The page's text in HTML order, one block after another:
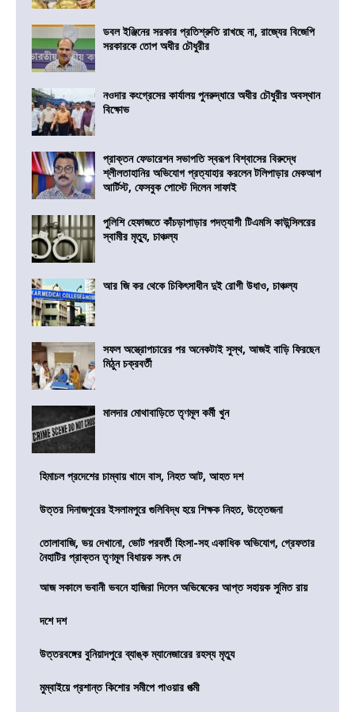
ডবল ইঞ্জিনের সরকার প্রতিশ্রুতি রাখছে না, রাজ্যের বিজেপি
সরকারকে তোপ অধীর চৌধুরীর
নওদার কংগ্রেসের কার্যালয় পুনরুদ্ধারে অধীর চৌধুরীর অবস্থান
বিক্ষোভ
প্রাক্তন ফেডারেশন সভাপতি স্বরূপ বিশ্বাসের বিরুদ্ধে
শ্লীলতাহানির অভিযোগ প্রত্যাহার করলেন টলিপাড়ার মেকআপ
আর্টিস্ট, ফেসবুক পোস্টে দিলেন সাফাই
পুলিশি হেফাজতে কাঁচড়াপাড়ার পদত্যাগী টিএমসি কাউন্সিলরের
স্বামীর মৃত্যু, চাঞ্চল্য
আর জি কর থেকে চিকিৎসাধীন দুই রোগী উধাও, চাঞ্চল্য
সফল অস্ত্রোপচারের পর অনেকটাই সুস্থ, আজই বাড়ি ফিরছেন
মিঠুন চক্রবর্তী
মালদার মোথাবাড়িতে তৃণমূল কর্মী খুন
হিমাচল প্রদেশের চাম্বায় খাদে বাস, নিহত আট, আহত দশ
উত্তর দিনাজপুরের ইসলামপুরে গুলিবিদ্ধ হয়ে শিক্ষক নিহত, উত্তেজনা
তোলাবাজি, ভয় দেখানো, ভোট পরবর্তী হিংসা-সহ একাধিক অভিযোগ, গ্রেফতার
নৈহাটির প্রাক্তন তৃণমূল বিধায়ক সনৎ দে
আজ সকালে ভবানী ভবনে হাজিরা দিলেন অভিষেকের আপ্ত সহায়ক সুমিত রায়
দশে দশ
উত্তরবঙ্গের বুনিয়াদপুরে ব্যাঙ্ক ম্যানেজারের রহস্য মৃত্যু
মুম্বাইয়ে প্রশান্ত কিশোর সমীপে পাওয়ার পত্মী